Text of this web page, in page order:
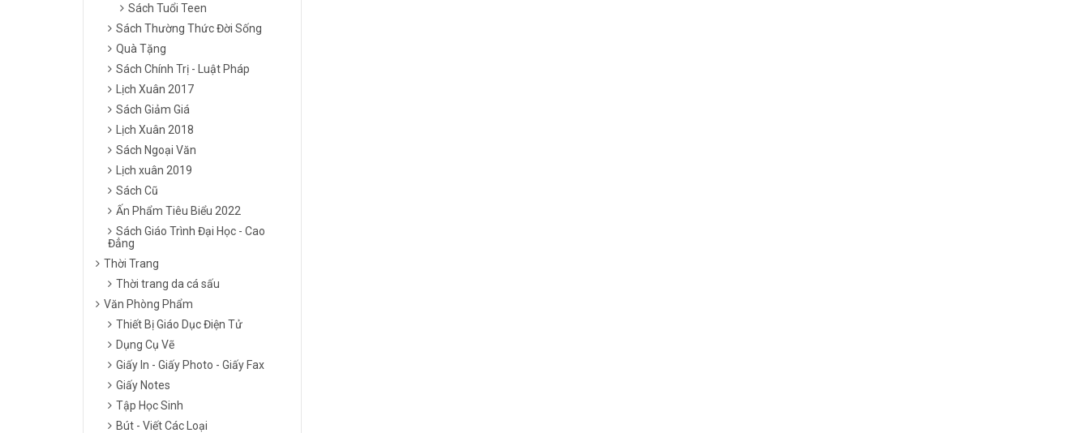
Sách Tuổi Teen
Sách Thường Thức Đời Sống
Quà Tặng
Sách Chính Trị - Luật Pháp
Lịch Xuân 2017
Sách Giảm Giá
Lịch Xuân 2018
Sách Ngoại Văn
Lịch xuân 2019
Sách Cũ
Ấn Phẩm Tiêu Biểu 2022
Sách Giáo Trình Đại Học - Cao
Đẳng
Thời Trang
Thời trang da cá sấu
Văn Phòng Phẩm
Thiết Bị Giáo Dục Điện Tử
Dụng Cụ Vẽ
Giấy In - Giấy Photo - Giấy Fax
Giấy Notes
Tập Học Sinh
Bút - Viết Các Loại